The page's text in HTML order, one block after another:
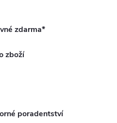
zdarma*
zboží
poradentství